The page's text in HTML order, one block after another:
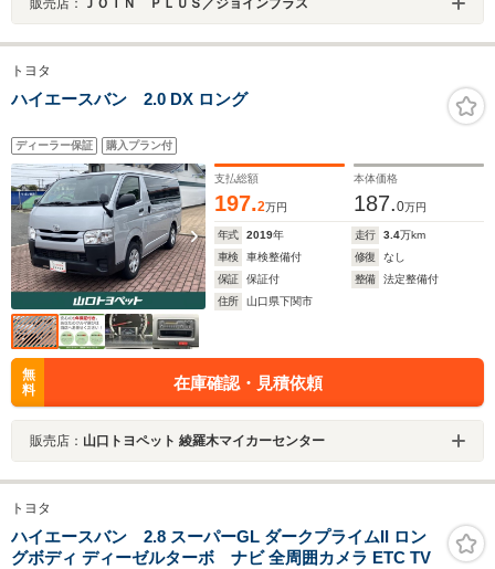
販売店： ＪＯＩＮ ＰＬＵＳ／ジョインプラス
トヨタ
ハイエースバン 2.0 DX ロング
ディーラー保証 購入プラン付
支払総額
197.2万円
本体価格
187.0万円
年式 2019年 走行 3.4万km
車検
車検整備付 修復
なし
保証
保証付 整備
法定整備付
住所
山口県下関市
無
料
在庫確認・見積依頼
販売店： 山口トヨペット 綾羅木マイカーセンター
トヨタ
ハイエースバン 2.8 スーパーGL ダークプライムII ロン
グボディ ディーゼルターボ ナビ 全周囲カメラ ETC TV